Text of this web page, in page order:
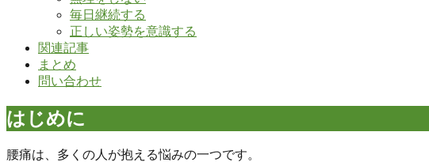
毎日継続する
正しい姿勢を意識する
関連記事
まとめ
問い合わせ
はじめに
腰痛は、多くの人が抱える悩みの一つです。